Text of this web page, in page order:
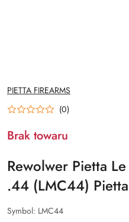
NAZWA
PRODUCENTA:
PIETTA FIREARMS
(0)
Brak towaru
Rewolwer Pietta
.44 (LMC44)
Symbol: LMC44